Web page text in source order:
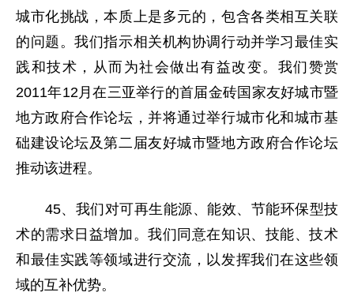
城市化挑战，本质上是多元的，包含各类相互关联
的问题。我们指示相关机构协调行动并学习最佳实
践和技术，从而为社会做出有益改变。我们赞赏
2011年12月在三亚举行的首届金砖国家友好城市暨
地方政府合作论坛，并将通过举行城市化和城市基
础建设论坛及第二届友好城市暨地方政府合作论坛
推动该进程。
45、我们对可再生能源、能效、节能环保型技
术的需求日益增加。我们同意在知识、技能、技术
和最佳实践等领域进行交流，以发挥我们在这些领
域的互补优势。